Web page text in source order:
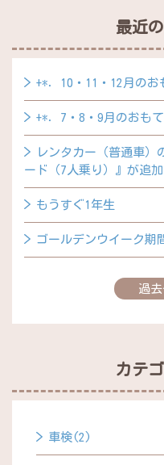
最近
+*．10・11・12月の
+*．7・8・9月のおも
レンタカー（普通車）
ード（7人乗り）』が追加
もうすぐ1年生
ゴールデンウイーク期
過
カテ
車検(2)